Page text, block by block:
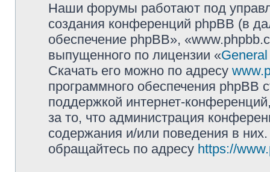
Наши форумы работают под
создания конференций phpBB (в
обеспечение phpBB»,
выпущенного по лицензии «
Скачать его можно по адресу
программного обеспечения phpBB
поддержкой интернет-
за то, что администрация
содержания и/или поведения в
обращайтесь по адресу https://